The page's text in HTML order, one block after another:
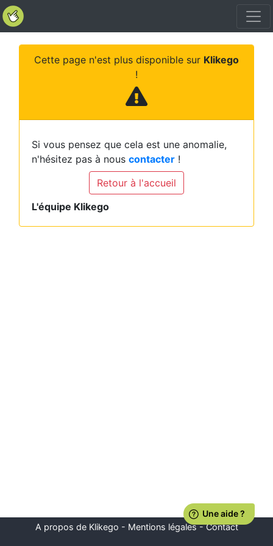
Cette page n'est plus disponible sur Klikego
!
Si vous pensez que cela est une anomalie,
n'hésitez pas à nous contacter !
Retour à l'accueil
L'équipe Klikego
A propos de Klikego - Mentions légales-Contact